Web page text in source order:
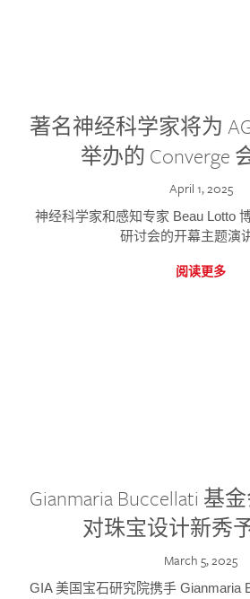
著名神经科学家将为
举办的 Converge
April 1, 2025
神经科学家和感知专家 Beau Lotto
研讨会的开幕主题演
阅读更多
Gianmaria Buccellati 基
对珠宝设计新秀
March 5, 2025
GIA 美国宝石研究院携手 Gianmaria